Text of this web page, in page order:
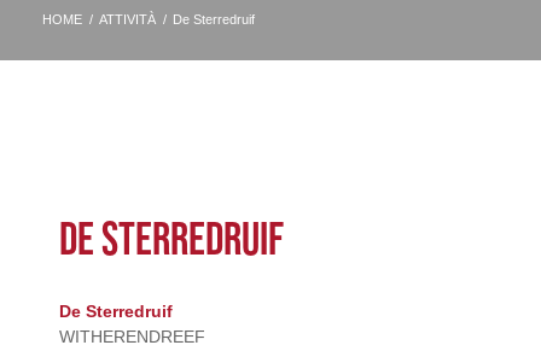
HOME / ATTIVITÀ / De Sterredruif
DE STERREDRUIF
De Sterredruif
WITHERENDREEF